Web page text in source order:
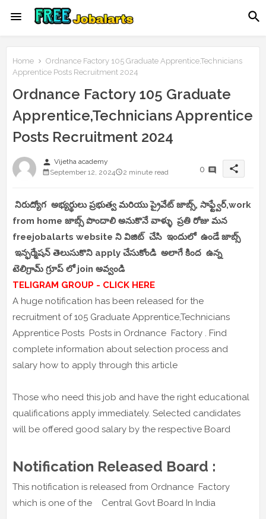
Home
Ordnance Factory 105 Graduate Apprentice,Technicians
Apprentice Posts Recruitment 2024
Ordnance Factory 105 Graduate
Apprentice,Technicians Apprentice
Posts Recruitment 2024
person Vijetha academy
September 12, 2024
2 minute read 0 share
నిరుద్యోగ అభ్యర్థులు ప్రభుత్వ మరియు ప్రైవేట్ జాబ్స్, సాఫ్ట్వేర్,work
from home జాబ్స్ పొందాలి అనుకొనే వాళ్ళు ప్రతి రోజు మన
freejobalarts website ని విజిట్ చేసి ఇందులో ఉండే జాబ్స్
ఇన్ఫర్మేషన్ తెలుసుకొని apply చేసుకోండి అలాగే కింద ఉన్న
టెలిగ్రామ్ గ్రూప్ లో join అవ్వండి
TELIGRAM GROUP - CLICK HERE
A huge notification has been released for the
recruitment of 105 Graduate Apprentice,Technicians
Apprentice Posts Posts in Ordnance Factory . Find
complete information about selection process and
salary how to apply through this article
Those who need this job and have the right educational
qualifications apply immediately. Selected candidates
will be offered good salary by the respective Board
Notification Released Board :
This notification is released from Ordnance Factory
which is one of the Central Govt Board In India